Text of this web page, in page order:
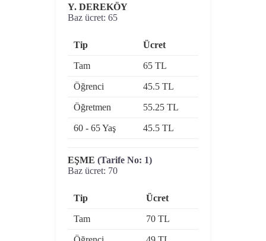
Y. DEREKÖY
Baz ücret: 65
Tip Ücret
Tam 65 TL
Öğrenci 45.5 TL
Öğretmen 55.25 TL
60 - 65 Yaş 45.5 TL
EŞME (Tarife No: 1)
Baz ücret: 70
Tip Ücret
Tam 70 TL